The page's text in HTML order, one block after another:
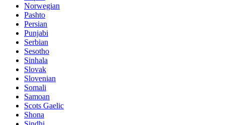
Norwegian
Pashto
Persian
Punjabi
Serbian
Sesotho
Sinhala
Slovak
Slovenian
Somali
Samoan
Scots Gaelic
Shona